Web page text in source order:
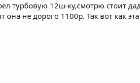
турбовую 12ш-ку,смотрю стоит
она не дорого 1100р. Так вот как